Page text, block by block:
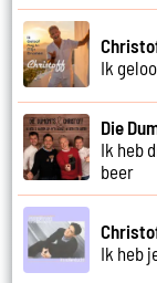
Ik
Die
Ik heb
beer
Ik heb